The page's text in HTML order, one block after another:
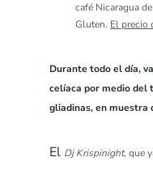
café Nicaragua
Gluten. El precio
Durante todo el día,
celíaca por medio del
gliadinas, en muestra
El Dj Krispinight, que